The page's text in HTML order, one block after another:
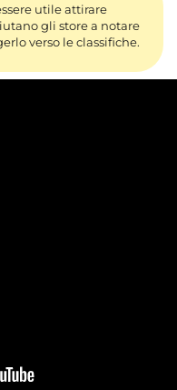
utile attirare
gli store a notare
verso le classifiche.